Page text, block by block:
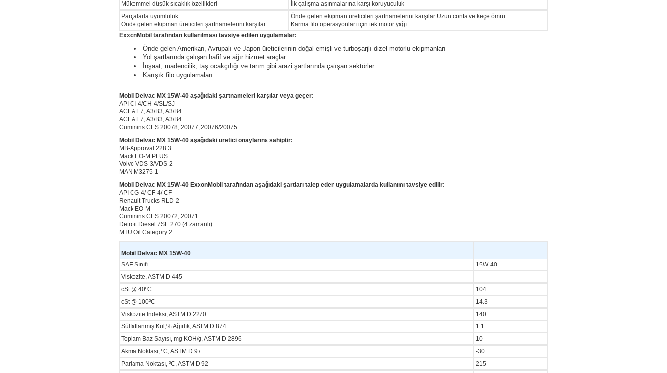
Mükemmel düşük sıcaklık özellikleri
İlk çalışma aşınmalarına karşı koruyuculuk
Parçalarla uyumluluk
Önde gelen ekipman üreticileri şartnamelerini karşılar
Önde gelen ekipman üreticileri şartnamelerini karşılar Uzun conta ve keçe ömrü
Karma filo operasyonları için tek motor yağı
ExxonMobil tarafından kullanılması tavsiye edilen uygulamalar:
Önde gelen Amerikan, Avrupalı ve Japon üreticilerinin doğal emişli ve turboşarjlı dizel motorlu ekipmanları
Yol şartlarında çalışan hafif ve ağır hizmet araçlar
İnşaat, madencilik, taş ocakçılığı ve tarım gibi arazi şartlarında çalışan sektörler
Karışık filo uygulamaları
Mobil Delvac MX 15W-40 aşağıdaki şartnameleri karşılar veya geçer:
API CI-4/CH-4/SL/SJ
ACEA E7, A3/B3, A3/B4
ACEA E7, A3/B3, A3/B4
Cummins CES 20078, 20077, 20076/20075
Mobil Delvac MX 15W-40 aşağıdaki üretici onaylarına sahiptir:
MB-Approval 228.3
Mack EO-M PLUS
Volvo VDS-3/VDS-2
MAN M3275-1
Mobil Delvac MX 15W-40 ExxonMobil tarafından aşağıdaki şartları talep eden uygulamalarda kullanımı tavsiye edilir:
API CG-4/ CF-4/ CF
Renault Trucks RLD-2
Mack EO-M
Cummins CES 20072, 20071
Detroit Diesel 7SE 270 (4 zamanlı)
MTU Oil Category 2
Mobil Delvac MX 15W-40
SAE Sınıfı
15W-40
Viskozite, ASTM D 445
cSt @ 40ºC
104
cSt @ 100ºC
14.3
Viskozite İndeksi, ASTM D 2270
140
Sülfatlanmış Kül,% Ağırlık, ASTM D 874
1.1
Toplam Baz Sayısı, mg KOH/g, ASTM D 2896
10
Akma Noktası, ºC, ASTM D 97
-30
Parlama Noktası, ºC, ASTM D 92
215